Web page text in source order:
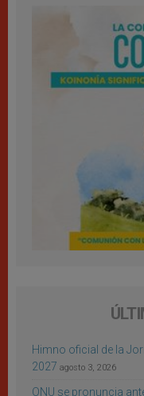
Himno oficial de la
2027 agosto 3, 2026
ONU se pronuncia